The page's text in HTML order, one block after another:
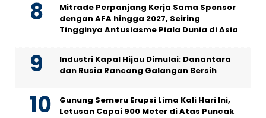
Mitrade Perpanjang Kerja Sama Sponsor
dengan AFA hingga 2027, Seiring
Tingginya Antusiasme Piala Dunia di Asia
Industri Kapal Hijau Dimulai: Danantara
dan Rusia Rancang Galangan Bersih
Gunung Semeru Erupsi Lima Kali Hari Ini,
Letusan Capai 900 Meter di Atas Puncak